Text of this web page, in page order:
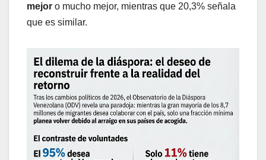
mejor o mucho mejor, mientras que 20,3% señala
que es similar.